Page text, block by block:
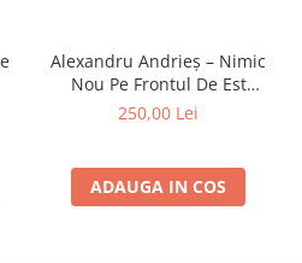
Alexandru Andrieș – Nimic
Nou Pe Frontul De Est
(CASETA)
250,00 Lei
ADAUGA IN COS